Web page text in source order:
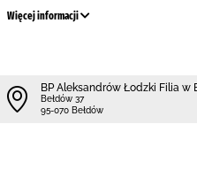
Więcej informacji
BP Aleksandrów Łodzki Filia w
Bełdów 37
95-070 Bełdów